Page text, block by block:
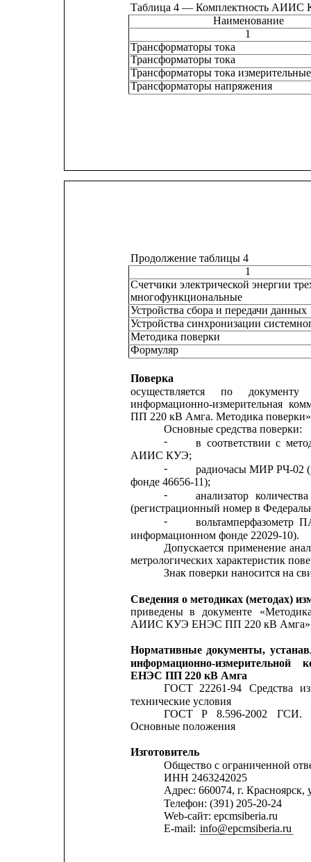
Таблица 4 — Комплектность АИИС
Наименование
1
Трансформаторы тока
Трансформаторы тока
Трансформаторы тока измерительные
Трансформаторы напряжения
Продолжение таблицы 4
1
Счетчики электрической энергии
многофункциональные
Устройства сбора и передачи данных
Устройства синхронизации
Методика поверки
Формуляр
Поверка
осуществляется
по
документу
информационно-измерительная
ПП 220 кВ Амга. Методика
Основные средства поверки:
-
в соответствии с
АИИС КУЭ;
-
радиочасы МИР РЧ-02
фонде 46656-11);
-
анализатор количества
(регистрационный номер в
-
вольтамперфазометр
информационном фонде 22029-10).
Допускается применение
метрологических характеристик
Знак поверки наносится на
Сведения о методиках (методах)
приведены в документе
АИИС КУЭ ЕНЭС ПП 220 кВ Амга»,
Нормативные документы,
информационно-измерительной
ЕНЭС ПП 220 кВ Амга
ГОСТ 22261-94 Средства
технические условия
ГОСТ
Р 8.596-2002 ГСИ.
Основные положения
Изготовитель
Общество с ограниченной
ИНН 2463242025
Адрес: 660074, г. Красноярск,
Телефон: (391) 205-20-24
Web-сайт: epcmsiberia.ru
E-mail: info@epcmsiberia.ru